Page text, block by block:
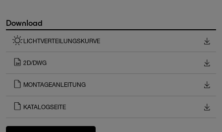
Download
LICHTVERTEILUNGSKURVE
2D/DWG
MONTAGEANLEITUNG
KATALOGSEITE